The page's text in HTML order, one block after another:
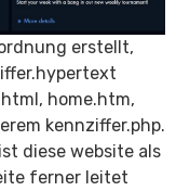
erstellt,
home.htm,
kennziffer.php.
diese website als
ferner leitet